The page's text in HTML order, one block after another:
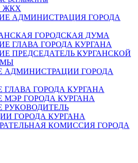
ЖКХ
АДМИНИСТРАЦИЯ ГОРОДА
ГОРОДСКАЯ ДУМА
ГЛАВА ГОРОДА КУРГАНА
ПРЕДСЕДАТЕЛЬ КУРГАНСКОЙ
АДМИНИСТРАЦИИ ГОРОДА
ГЛАВА ГОРОДА КУРГАНА
МЭР ГОРОДА КУРГАНА
РУКОВОДИТЕЛЬ
ГОРОДА КУРГАНА
КОМИССИЯ ГОРОДА